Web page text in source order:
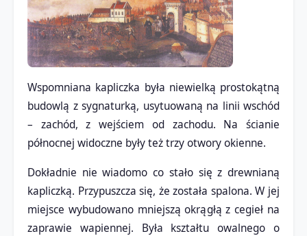
Wspomniana kapliczka była niewielką prostokątną
budowlą z sygnaturką, usytuowaną na linii wschód
– zachód, z wejściem od zachodu. Na ścianie
północnej widoczne były też trzy otwory okienne.
Dokładnie nie wiadomo co stało się z drewnianą
kapliczką. Przypuszcza się, że została spalona. W jej
miejsce wybudowano mniejszą okrągłą z cegieł na
zaprawie wapiennej. Była kształtu owalnego o